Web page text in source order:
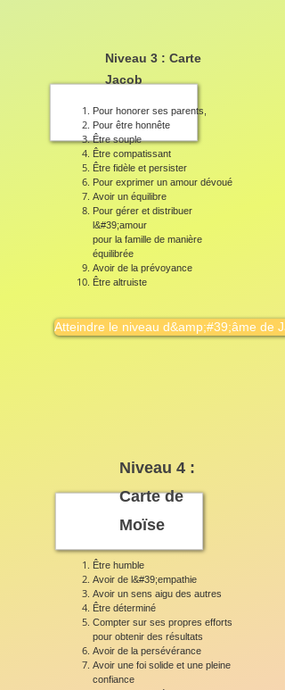
Pour honorer ses parents,
Pour être honnête
Être souple
Être compatissant
Être fidèle et persister
Pour exprimer un amour dévoué
Avoir un équilibre
Pour gérer et distribuer
l&#39;amour
pour la famille de manière
équilibrée
Avoir de la prévoyance
Être altruiste
Atteindre le niveau d&amp;#39;âme de
Niveau 3 : Carte
Jacob
Être humble
Avoir de l&#39;empathie
Avoir un sens aigu des autres
Être déterminé
Compter sur ses propres efforts
pour obtenir des résultats
Avoir de la persévérance
Avoir une foi solide et une pleine
confiance
Niveau 4 :
Carte de
Moïse